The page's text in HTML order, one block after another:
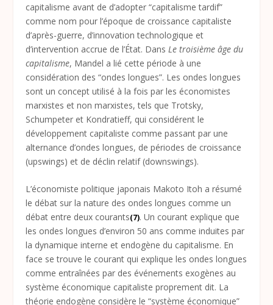
capitalisme avant de d’adopter “capitalisme tardif”
comme nom pour l’époque de croissance capitaliste
d’après-guerre, d’innovation technologique et
d’intervention accrue de l’État. DansLe troisième âge du
capitalisme, Mandel a lié cette période à une
considération des “ondes longues”. Les ondes longues
sont un concept utilisé à la fois par les économistes
marxistes et non marxistes, tels que Trotsky,
Schumpeter et Kondratieff, qui considérent le
développement capitaliste comme passant par une
alternance d’ondes longues, de périodes de croissance
(upswings) et de déclin relatif (downswings).
L’économiste politique japonais Makoto Itoh a résumé
le débat sur la nature des ondes longues comme un
débat entre deux courants(7). Un courant explique que
les ondes longues d’environ 50 ans comme induites par
la dynamique interne et endogène du capitalisme. En
face se trouve le courant qui explique les ondes longues
comme entraînées par des événements exogènes au
système économique capitaliste proprement dit. La
théorie endogène considère le “système économique”